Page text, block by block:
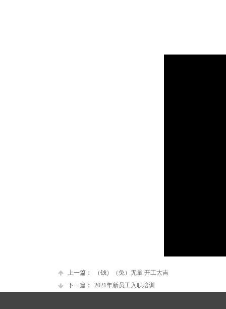
上一篇：
（钱）（兔）无量 开工大吉
下一篇：
2021年新员工入职培训